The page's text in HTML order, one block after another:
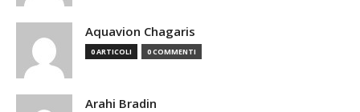
Aquavion Chagaris
0 ARTICOLI 0 COMMENTI
Arahi Bradin